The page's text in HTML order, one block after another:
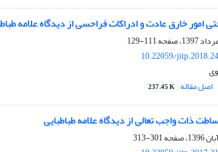
امور خارق عادت و ادراکات فراحسی از دیدگاه علامه
111-129
10.22059/
اصل مقاله 237.45 K
ذات واجب تعالی از دیدگاه علامه طباطبایی
301-313